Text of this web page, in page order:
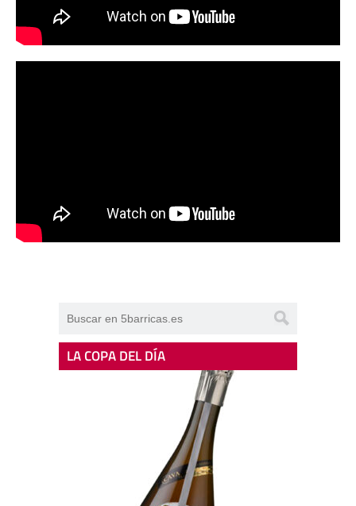
LA COPA DEL DÍA